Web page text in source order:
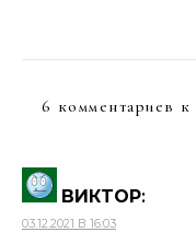
6 комментариев к
ВИКТОР:
03.12.2021 В 16:03